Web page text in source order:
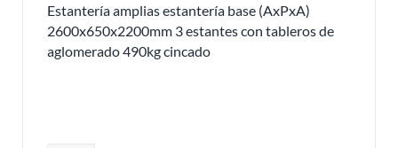
Estantería amplias estantería base (AxPxA)
2600x650x2200mm 3 estantes con tableros de
aglomerado 490kg cincado